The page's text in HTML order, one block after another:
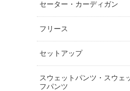
セーター・カーディガン
フリース
セットアップ
スウェットパンツ・スウェ
フパンツ